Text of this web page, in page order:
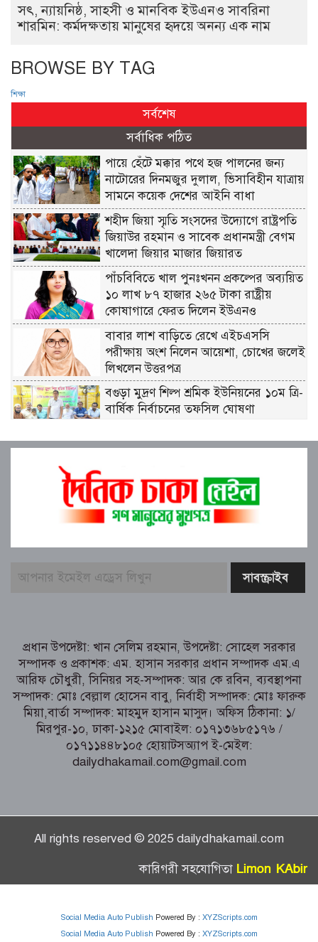
সৎ, ন্যায়নিষ্ঠ, সাহসী ও মানবিক ইউএনও সাবরিনা
শারমিন: কর্মদক্ষতায় মানুষের হৃদয়ে অনন্য এক নাম
BROWSE BY TAG
শিক্ষা
সর্বশেষ
সর্বাধিক পঠিত
পায়ে হেঁটে মক্কার পথে হজ পালনের জন্য
নাটোরের দিনমজুর দুলাল, ভিসাবিহীন যাত্রায়
সামনে কয়েক দেশের আইনি বাধা
শহীদ জিয়া স্মৃতি সংসদের উদ্যোগে রাষ্ট্রপতি
জিয়াউর রহমান ও সাবেক প্রধানমন্ত্রী বেগম
খালেদা জিয়ার মাজার জিয়ারত
পাঁচবিবিতে খাল পুনঃখনন প্রকল্পের অব্যয়িত
১০ লাখ ৮৭ হাজার ২৬৫ টাকা রাষ্ট্রীয়
কোষাগারে ফেরত দিলেন ইউএনও
বাবার লাশ বাড়িতে রেখে এইচএসসি
পরীক্ষায় অংশ নিলেন আয়েশা, চোখের জলেই
লিখলেন উত্তরপত্র
বগুড়া মুদ্রণ শিল্প শ্রমিক ইউনিয়নের ১০ম ত্রি-
বার্ষিক নির্বাচনের তফসিল ঘোষণা
বগুড়ায় ২ হাজার পিস ট্যাপেন্টাডল
বিথীসহ গ্রেফতার ৩
সৎ, ন্যায়নিষ্ঠ, সাহসী ও মানবিক ইউএনও
সাবরিনা শারমিন: কর্মদক্ষতায় মানুষের হৃদয়ে
নরসিংদীর শিবপুরে তিনটি গরুকে বিষ খাইয়ে
হত্যা
একাই সামলাচ্ছেন একাধিক গুরুত্বপূর্ণ দায়িত্ব,
প্রশংসায় মুখর এলাকাবাসী
বগুড়া মুদ্রণ শিল্প শ্রমিক ইউনিয়নের নির্বাচন
পরিচালনা কমিটির প্রস্তুতি সভা অনুষ্ঠিত
প্রধান উপদেষ্টা: খান সেলিম রহমান, উপদেষ্টা: সোহেল সরকার
সম্পাদক ও প্রকাশক: এম. হাসান সরকার প্রধান সম্পাদক এম.এ
আরিফ চৌধুরী, সিনিয়র সহ-সম্পাদক: আর কে রবিন, ব্যবস্থাপনা
সম্পাদক: মোঃ বেল্লাল হোসেন বাবু, নির্বাহী সম্পাদক: মোঃ ফারুক
মিয়া,বার্তা সম্পাদক: মাহমুদ হাসান মাসুদ। অফিস ঠিকানা: ১/
মিরপুর-১০, ঢাকা-১২১৫ মোবাইল: ০১৭১৩৬৮৫১৭৬ /
০১৭১১৪৪৮১০৫ হোয়াটসঅ্যাপ ই-মেইল:
dailydhakamail.com@gmail.com
All rights reserved © 2025 dailydhakamail.com
কারিগরী সহযোগিতা Limon KAbir
Social Media Auto Publish Powered By : XYZScripts.com
Social Media Auto Publish Powered By : XYZScripts.com